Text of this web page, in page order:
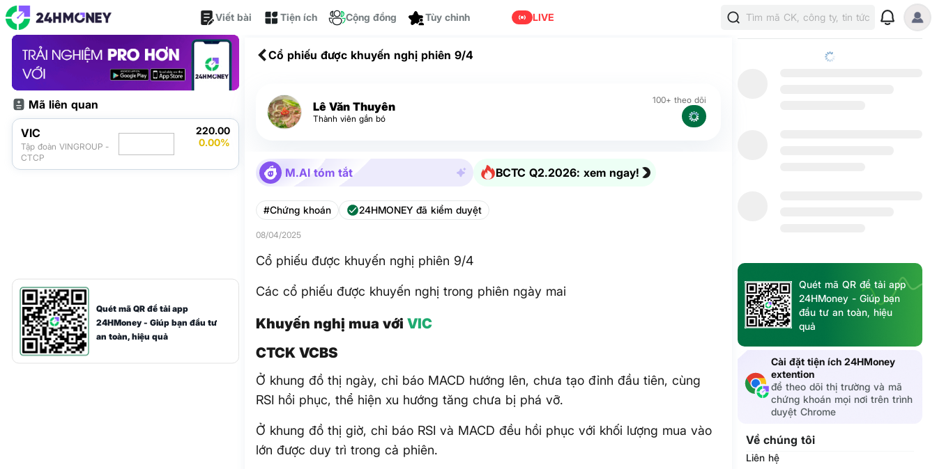
Viết bài Tiện ích Cộng đồng Tùy chỉnh LIVE Tìm mã CK, công ty, tin tức
Mã liên quan
VIC
Tập đoàn VINGROUP -
CTCP
220.00
0.00%
Quét mã QR để tải app
24HMoney - Giúp bạn đầu tư
an toàn, hiệu quả
Cổ phiếu được khuyến nghị phiên 9/4
Lê Văn Thuyên
Thành viên gắn bó
100+ theo dõi
M.AI tóm tắt BCTC Q2.2026: xem ngay!
#Chứng khoán 24HMONEY đã kiểm duyệt
08/04/2025
Cổ phiếu được khuyến nghị phiên 9/4
Các cổ phiếu được khuyến nghị trong phiên ngày mai
Khuyến nghị mua vớiVIC
CTCK VCBS
Ở khung đồ thị ngày, chỉ báo MACD hướng lên, chưa tạo đỉnh đầu tiên, cùng
RSI hồi phục, thể hiện xu hướng tăng chưa bị phá vỡ.
Ở khung đồ thị giờ, chỉ báo RSI và MACD đều hồi phục với khối lượng mua vào
lớn được duy trì trong cả phiên.
Quét mã QR để tải app
24HMoney - Giúp bạn
đầu tư an toàn, hiệu
quả
Cài đặt tiện ích 24HMoney
extention
để theo dõi thị trường và mã
chứng khoán mọi nơi trên trình
duyệt Chrome
Về chúng tôi
Liên hệ